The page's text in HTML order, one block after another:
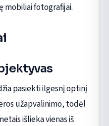
mobiliai fotografijai.
pasiekti ilgesnį optinį
užapvalinimo, todėl
išlieka vienas iš